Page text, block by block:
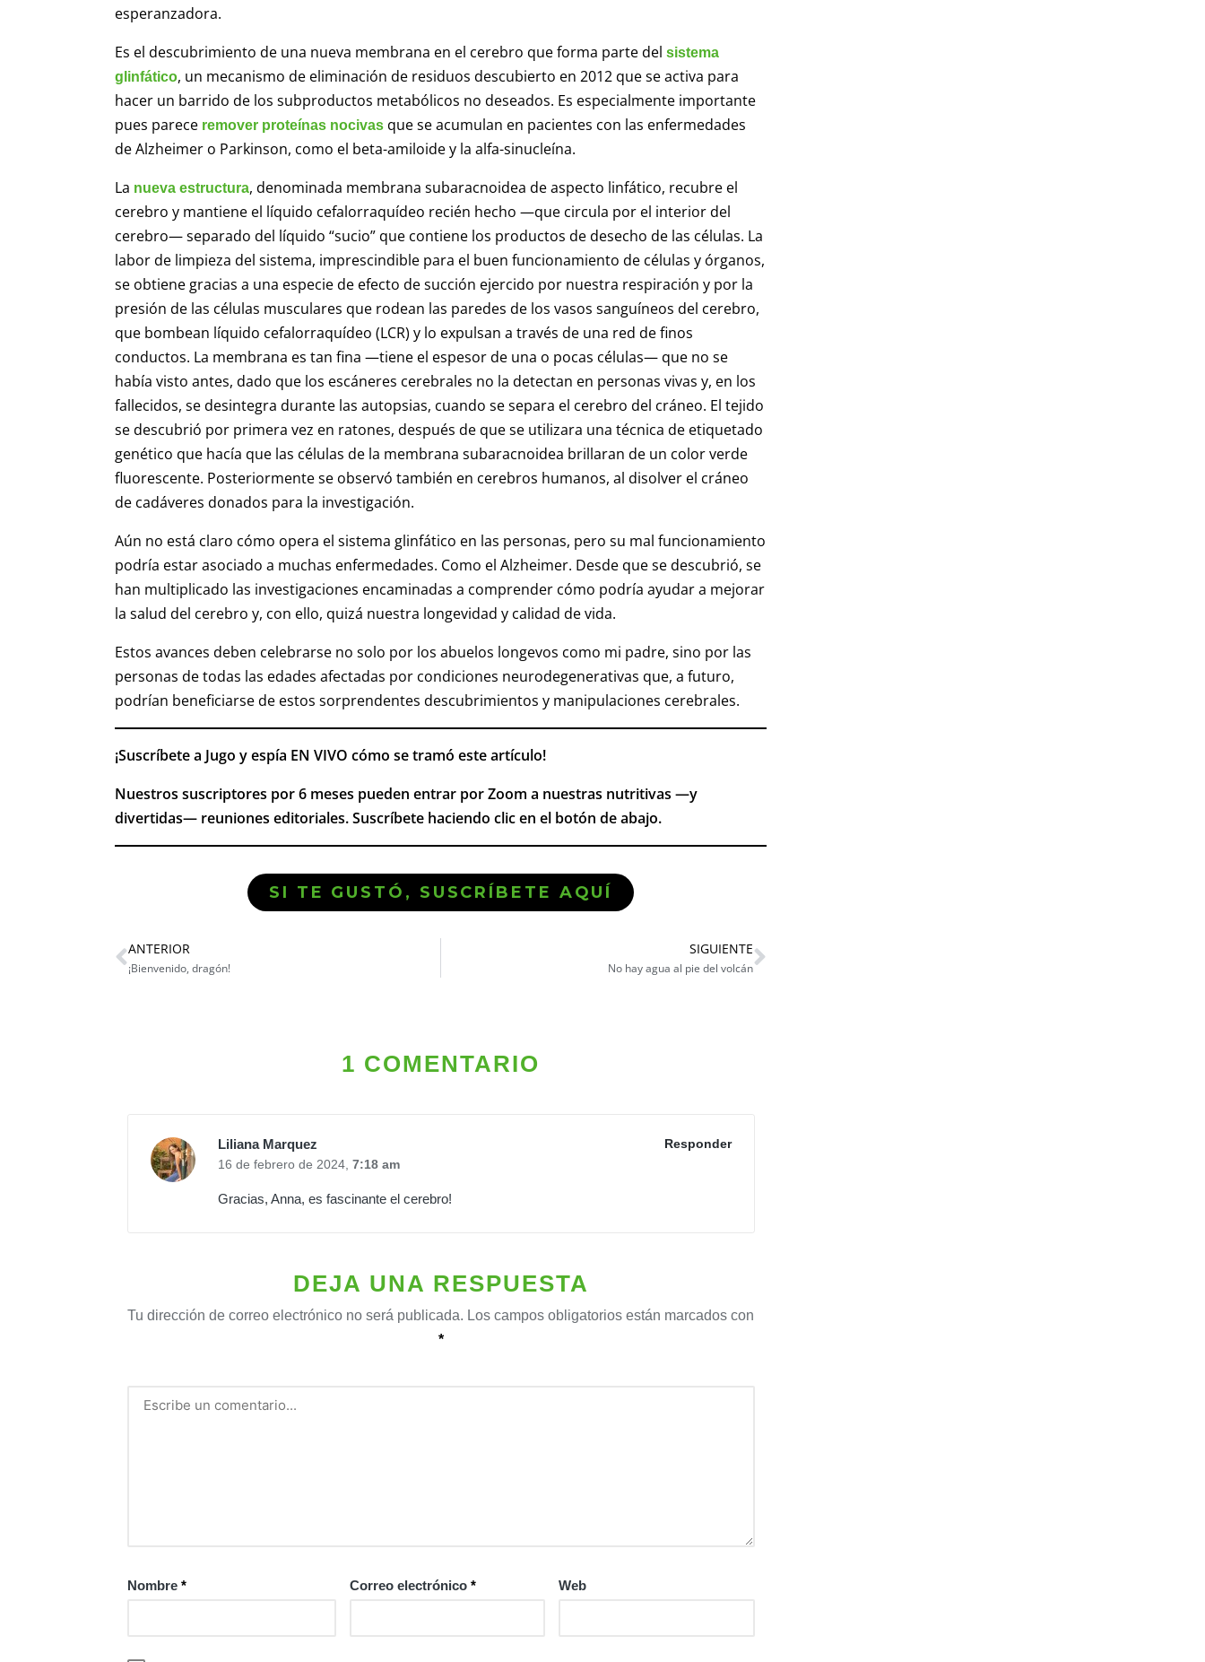
esperanzadora.
Es el descubrimiento de una nueva membrana en el cerebro que forma parte delsistema
glinfático, un mecanismo de eliminación de residuos descubierto en 2012 que se activa para
hacer un barrido de los subproductos metabólicos no deseados. Es especialmente importante
pues parece remover proteínas nocivas que se acumulan en pacientes con las enfermedades
de Alzheimer o Parkinson, como el beta-amiloide y la alfa-sinucleína.
La nueva estructura, denominada membrana subaracnoidea de aspecto linfático, recubre el
cerebro y mantiene el líquido cefalorraquídeo recién hecho —que circula por el interior del
cerebro— separado del líquido “sucio” que contiene los productos de desecho de las células. La
labor de limpieza del sistema, imprescindible para el buen funcionamiento de células y órganos,
se obtiene gracias a una especie de efecto de succión ejercido por nuestra respiración y por la
presión de las células musculares que rodean las paredes de los vasos sanguíneos del cerebro,
que bombean líquido cefalorraquídeo (LCR) y lo expulsan a través de una red de finos
conductos. La membrana es tan fina —tiene el espesor de una o pocas células— que no se
había visto antes, dado que los escáneres cerebrales no la detectan en personas vivas y, en los
fallecidos, se desintegra durante las autopsias, cuando se separa el cerebro del cráneo. El tejido
se descubrió por primera vez en ratones, después de que se utilizara una técnica de etiquetado
genético que hacía que las células de la membrana subaracnoidea brillaran de un color verde
fluorescente. Posteriormente se observó también en cerebros humanos, al disolver el cráneo
de cadáveres donados para la investigación.
Aún no está claro cómo opera el sistema glinfático en las personas, pero su mal funcionamiento
podría estar asociado a muchas enfermedades. Como el Alzheimer. Desde que se descubrió, se
han multiplicado las investigaciones encaminadas a comprender cómo podría ayudar a mejorar
la salud del cerebro y, con ello, quizá nuestra longevidad y calidad de vida.
Estos avances deben celebrarse no solo por los abuelos longevos como mi padre, sino por las
personas de todas las edades afectadas por condiciones neurodegenerativas que, a futuro,
podrían beneficiarse de estos sorprendentes descubrimientos y manipulaciones cerebrales.
¡Suscríbete a Jugo y espía EN VIVO cómo se tramó este artículo!
Nuestros suscriptores por 6 meses pueden entrar por Zoom a nuestras nutritivas —y
divertidas— reuniones editoriales. Suscríbete haciendo clic en el botón de abajo.
SI TE GUSTÓ, SUSCRÍBETE AQUÍ
ANTERIOR
¡Bienvenido, dragón!
SIGUIENTE
No hay agua al pie del volcán
1 COMENTARIO
Liliana Marquez
Responder
16 de febrero de 2024, 7:18 am
Gracias, Anna, es fascinante el cerebro!
DEJA UNA RESPUESTA
Tu dirección de correo electrónico no será publicada. Los campos obligatorios están marcados con
*
Nombre * Correo electrónico * Web